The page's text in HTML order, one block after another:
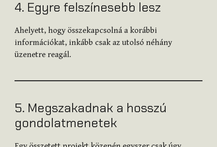
4. Egyre felszínesebb lesz
Ahelyett, hogy összekapcsolná a korábbi
információkat, inkább csak az utolsó néhány
üzenetre reagál.
5. Megszakadnak a hosszú
gondolatmenetek